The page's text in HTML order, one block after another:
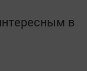
в